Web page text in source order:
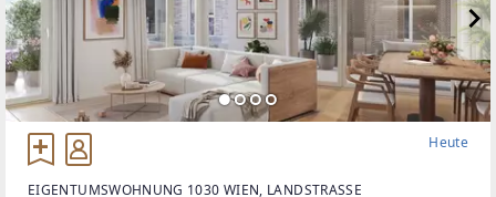
Heute
EIGENTUMSWOHNUNG 1030 WIEN, LANDSTRASSE